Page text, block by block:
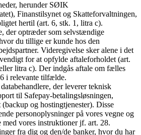
herunder SØIK
Finanstilsynet og Skatteforvaltningen,
hertil (art. 6, stk. 1, litra c).
der optræder som selvstændige
du tillige er kunde hos den
Videregivelse sker alene i det
for at opfylde aftaleforholdet (art.
litra c). Der indgås aftale om fælles
i relevante tilfælde.
der leverer teknisk
til Safepay-betalingsløsningen,
og hostingtjenester). Disse
personoplysninger på vores vegne og
med vores instruktioner jf. art. 28.
fra dig og den/de banker, hvor du har